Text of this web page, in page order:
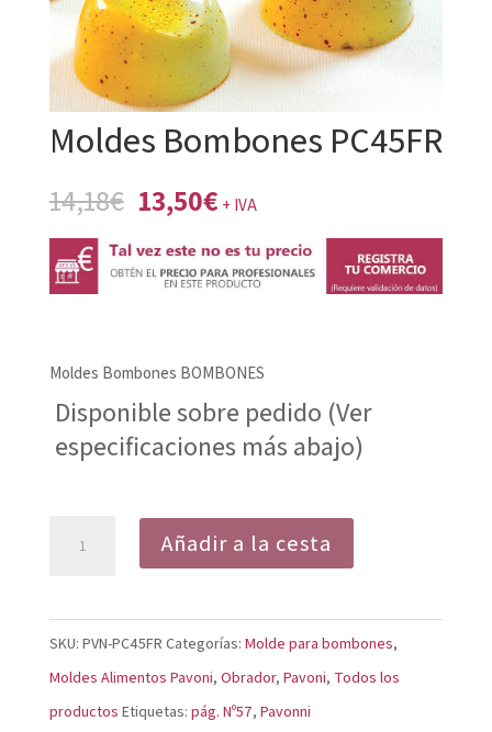
Moldes Bombones PC45FR
14,18€ El
original
era:
13,50€El
actual
es:
+ IVA
Moldes Bombones BOMBONES
Disponible sobre pedido (Ver
especificaciones más abajo)
Añadir a la cesta
SKU: PVN-PC45FR Categorías: Molde para bombones,
Moldes Alimentos Pavoni, Obrador, Pavoni, Todos los
productos Etiquetas: pág. Nº57, Pavonni